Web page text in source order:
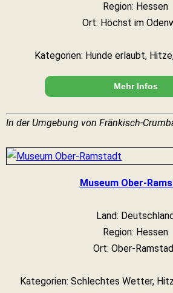
Region: Hessen
Ort: Höchst im
Kategorien: Hunde erlaubt,
Mehr Infos
In der Umgebung von Fränkisch-
Museum Ober-
Land:
Region: Hessen
Ort: Ober-
Kategorien: Schlechtes Wetter,